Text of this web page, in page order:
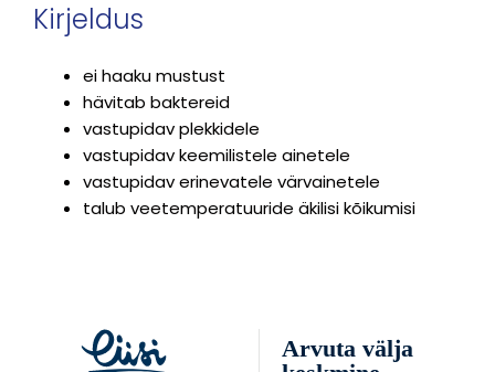
Kirjeldus
ei haaku mustust
hävitab baktereid
vastupidav plekkidele
vastupidav keemilistele ainetele
vastupidav erinevatele värvainetele
talub veetemperatuuride äkilisi kõikumisi